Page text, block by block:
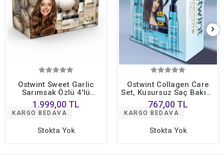
Ostwint Sweet Garlic
Sarımsak Özlü 4'lü
Profesyonel Saç Bakım
Seti • Yoğun Onarıcı
Bakım Formülü
1.999,00 TL
KARGO BEDAVA
Stokta Yok
Ostwint Collagen Care
Set, Kusursuz Saç Bakımı
İçin 4lü Set Şampuan Saç
Kremi Saç Serumu Saç
Maskesi
767,00 TL
KARGO BEDAVA
Stokta Yok